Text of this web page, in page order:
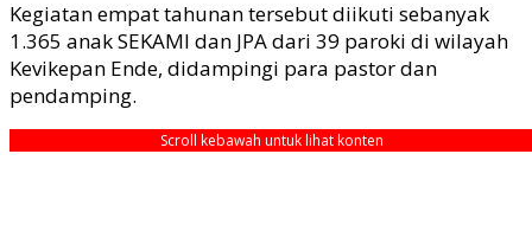
Kegiatan empat tahunan tersebut diikuti sebanyak
1.365 anak SEKAMI dan JPA dari 39 paroki di wilayah
Kevikepan Ende, didampingi para pastor dan
pendamping.
Scroll kebawah untuk lihat konten